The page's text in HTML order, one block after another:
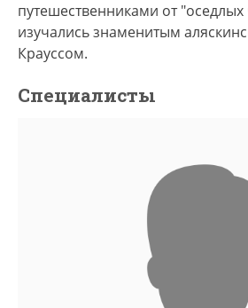
путешественниками от "оседлых
изучались знаменитым
Крауссом.
Специалисты